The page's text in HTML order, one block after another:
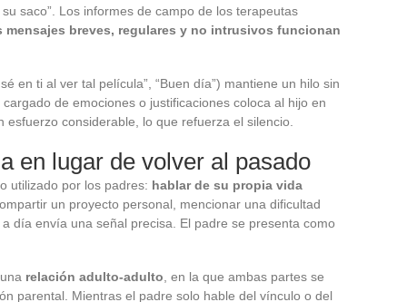
saco”. Los informes de campo de los terapeutas
mensajes breves, regulares y no intrusivos funcionan
en ti al ver tal película”, “Buen día”) mantiene un hilo sin
de emociones o justificaciones coloca al hijo en
considerable, lo que refuerza el silencio.
en lugar de volver al pasado
utilizado por los padres: hablar de su propia vida
un proyecto personal, mencionar una dificultad
día envía una señal precisa. El padre se presenta como
relación adulto-adulto , en la que ambas partes se
parental. Mientras el padre solo hable del vínculo o del